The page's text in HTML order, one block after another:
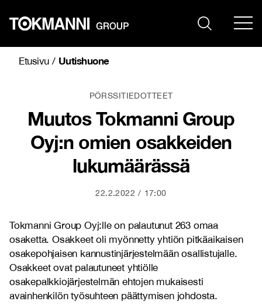
sisältöön
Etusivu/ Uutishuone
PÖRSSITIEDOTTEET
Muutos Tokmanni Group
Oyj:n omien osakkeiden
lukumäärässä
22.2.2022 17:00
Tokmanni Group Oyj:lle on palautunut 263 omaa
osaketta. Osakkeet oli myönnetty yhtiön pitkäaikaisen
osakepohjaisen kannustinjärjestelmään osallistujalle.
Osakkeet ovat palautuneet yhtiölle
osakepalkkiojärjestelmän ehtojen mukaisesti
avainhenkilön työsuhteen päättymisen johdosta.